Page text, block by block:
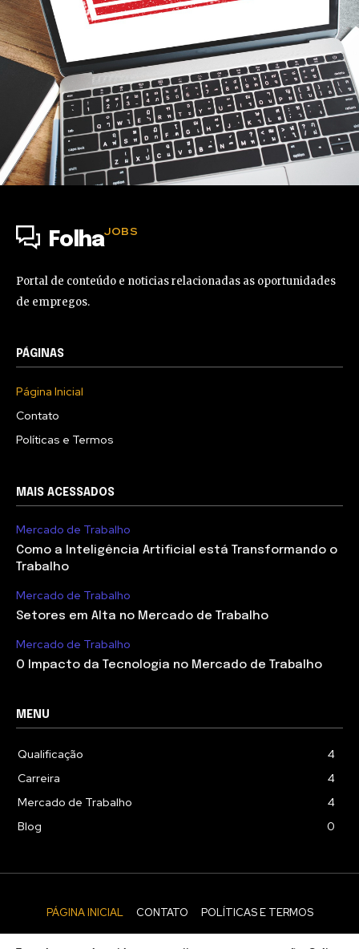
FolhaJOBS
Portal de conteúdo e noticias relacionadas as oportunidades
de empregos.
PÁGINAS
Página Inicial
Contato
Políticas e Termos
MAIS ACESSADOS
Mercado de Trabalho
Como a Inteligência Artificial está Transformando o
Trabalho
Mercado de Trabalho
Setores em Alta no Mercado de Trabalho
Mercado de Trabalho
O Impacto da Tecnologia no Mercado de Trabalho
MENU
Qualificação
4
Carreira
4
Mercado de Trabalho
4
Blog
0
PÁGINA INICIAL CONTATO POLÍTICAS E TERMOS
© Folha Jobs 2024 | Todos os direitos reservados.